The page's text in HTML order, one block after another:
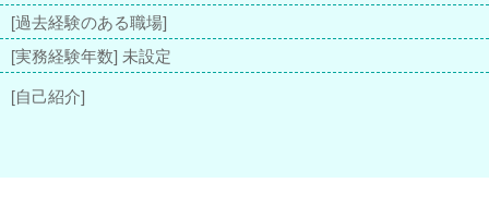
[過去経験のある職場]
[実務経験年数] 未設定
[自己紹介]